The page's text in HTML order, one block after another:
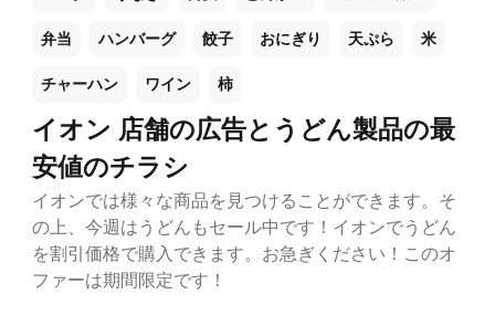
弁当 ハンバーグ 餃子 おにぎり 天ぷら 米
チャーハン ワイン 柿
イオン 店舗の広告とうどん製品の最
安値のチラシ
イオンでは様々な商品を見つけることができます。そ
の上、今週はうどんもセール中です！イオンでうどん
を割引価格で購入できます。お急ぎください！このオ
ファーは期間限定です！